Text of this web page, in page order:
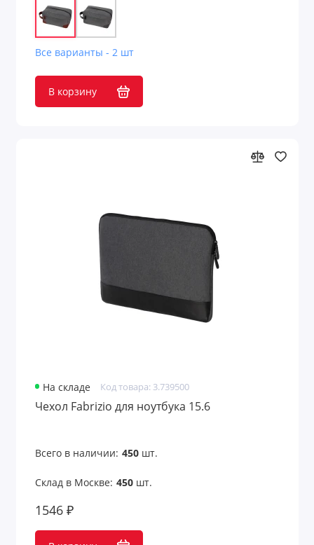
Все варианты - 2 шт
В корзину
На складе Код товара: 3.739500
Чехол Fabrizio для ноутбука 15.6
Всего в наличии: 450шт.
Склад в Москве: 450шт.
1546 ₽